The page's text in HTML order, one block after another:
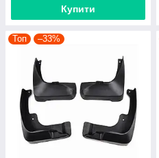
Купити
Топ –33%